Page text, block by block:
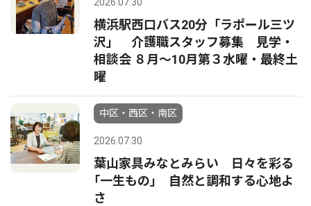
横浜駅西口バス20分「ラポール三ツ
沢」 介護職スタッフ募集 見学・
相談会 ８月〜10月第３水曜・最終土
曜
中区・西区・南区
2026.07.30
葉山家具みなとみらい 日々を彩る
｢一生もの｣ 自然と調和する心地よ
さ